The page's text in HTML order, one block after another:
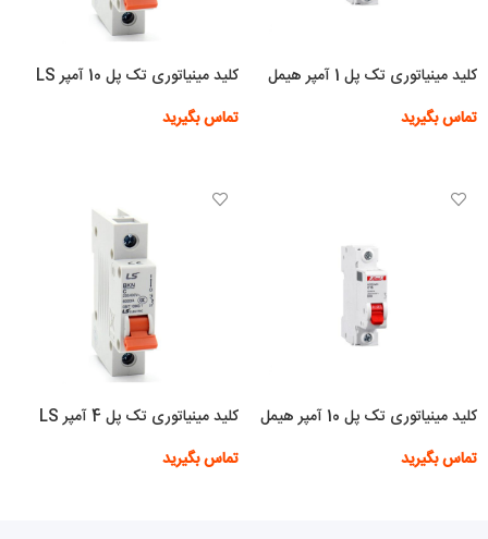
کلید مینیاتوری تک پل 1 آمپر هیمل
تماس بگیرید
کلید مینیاتوری تک پل 10 آمپر LS
تماس بگیرید
کلید مینیاتوری تک پل 10 آمپر هیمل
تماس بگیرید
کلید مینیاتوری تک پل 4 آمپر LS
تماس بگیرید